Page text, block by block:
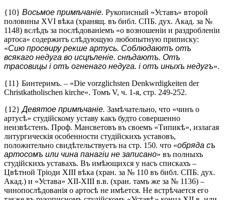
{10} Восьмое примѣчаніе. Рукописный «Уставъ» второй
половины XVI вѣка (хранящ. въ библ. СПБ. дух. Акад. за №
1148) вслѣдъ за послѣдованіемъ «о возношеніи и раздробленіи
артоса» содержитъ слѣдующую любопытную приписку:
«Сию просѳиру рекше артусь. Соблюдаютъ отъ
всякаго недуга во исцѣленіе. снѣдаютъ. Отъ
трасовицы і отъ огненаго недуга. і отъ иныхъ недугъ».
{11} Бинтеримъ. – «Die vorzglichsten Denkwrdigkeiten der
Christkatholischen kirche». Томъ V, ч. 1-я, стр. 249-252.
{12}Девятое примѣчаніе. Замѣчательно, что «чинъ о
артусѣ» студійскому уставу какъ будто совершенно
неизвѣстенъ. Проф. Мансветовъ въ своемъ «Типикѣ», излагая
литургическія особенности студійскихъ уставовъ,
положительно свидѣтельствуетъ на стр. 150. что «обряда съ
артосомъ или чина панагіи не записано» въ полныхъ
студійскихъ уставахъ. Въ имѣющихся у насъ спискахъ –
Цвѣтной Тріоди XIII вѣка (хран. за № 110 въ библ. СПБ. дух.
Акад.) и «Устава» XII-XIII в.в. (хран. тамъ же за № 1136) –
чинопослѣдованія о артосѣ не имѣется. Не встрѣчается его